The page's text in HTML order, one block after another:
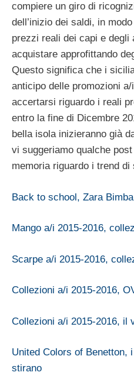
compiere un giro di
dell’inizio dei saldi, in
prezzi reali dei capi e
acquistare approfittando
Questo significa che i
anticipo delle promozioni
accertarsi riguardo i reali
entro la fine di Dicembre
bella isola inizieranno già
vi suggeriamo qualche
memoria riguardo i trend di
Back to school, Zara
Mango a/i 2015-2016,
Scarpe a/i 2015-2016,
Collezioni a/i 2015-2016,
Collezioni a/i 2015-2016, il
United Colors of Benetton,
stirano